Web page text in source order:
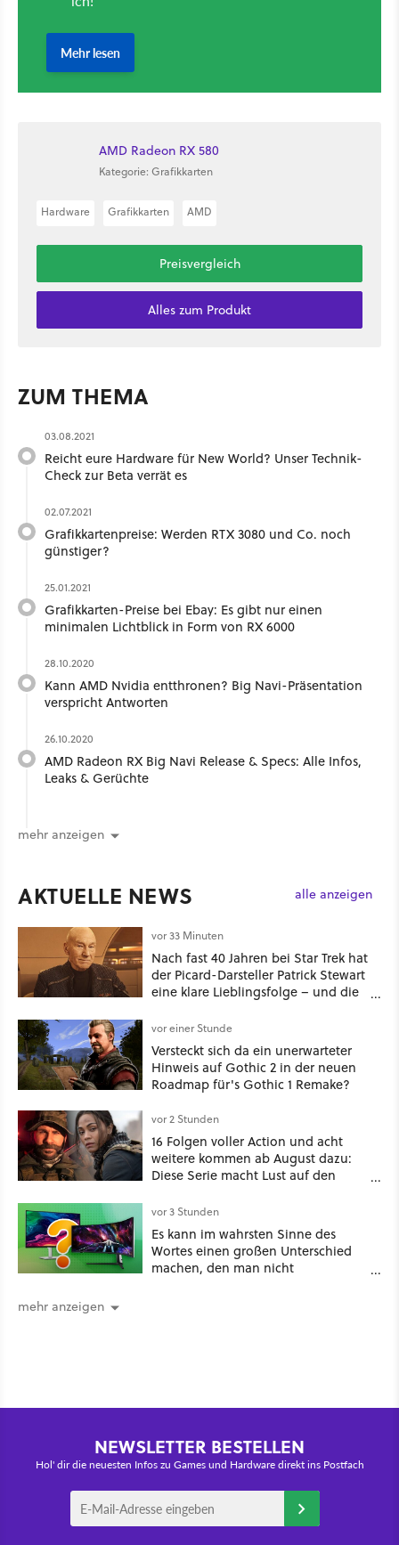
AMD Radeon RX 580
Kategorie: Grafikkarten
Hardware Grafikkarten AMD
Preisvergleich
Alles zum Produkt
ZUM THEMA
03.08.2021
Reicht eure Hardware für New World? Unser Technik-
Check zur Beta verrät es
02.07.2021
Grafikkartenpreise: Werden RTX 3080 und Co. noch
günstiger?
25.01.2021
Grafikkarten-Preise bei Ebay: Es gibt nur einen
minimalen Lichtblick in Form von RX 6000
28.10.2020
Kann AMD Nvidia entthronen? Big Navi-Präsentation
verspricht Antworten
26.10.2020
AMD Radeon RX Big Navi Release & Specs: Alle Infos,
Leaks & Gerüchte
mehr anzeigen
AKTUELLE NEWS alle anzeigen
vor 33 Minuten
Nach fast 40 Jahren bei Star Trek hat
der Picard-Darsteller Patrick Stewart
eine klare Lieblingsfolge – und die
vor einer Stunde
Versteckt sich da ein unerwarteter
Hinweis auf Gothic 2 in der neuen
Roadmap für's Gothic 1 Remake?
vor 2 Stunden
16 Folgen voller Action und acht
weitere kommen ab August dazu:
Diese Serie macht Lust auf den
vor 3 Stunden
Es kann im wahrsten Sinne des
Wortes einen großen Unterschied
machen, den man nicht
mehr anzeigen
NEWSLETTER BESTELLEN
Hol' dir die neuesten Infos zu Games und Hardware direkt ins Postfach